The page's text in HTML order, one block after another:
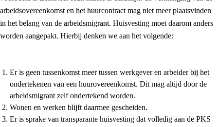
arbeidsovereenkomst en het huurcontract mag niet meer plaatsvinden
in het belang van de arbeidsmigrant. Huisvesting moet daarom anders
worden aangepakt. Hierbij denken we aan het volgende:
Er is geen tussenkomst meer tussen werkgever en arbeider bij het
ondertekenen van een huurovereenkomst. Dit mag altijd door de
arbeidsmigrant zelf ondertekend worden.
Wonen en werken blijft daarmee gescheiden.
Er is sprake van transparante huisvesting dat volledig aan de PKS